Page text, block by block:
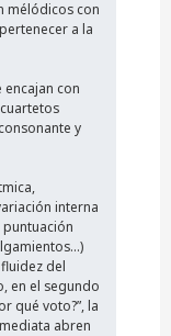
mélódicos con
a la
con
y
interna
puntuación
del
en el segundo
qué voto?”, la
abren